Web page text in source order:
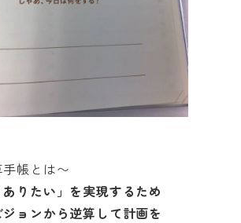
帳とは〜
ありたい」を実現するため
ジョンから逆算して計画を